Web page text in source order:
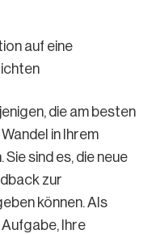
auf eine
die am besten
in Ihrem
sind es, die neue
zur
können. Als
Ihre